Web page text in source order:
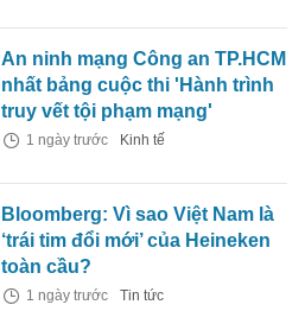
An ninh mạng Công an TP.HCM
nhất bảng cuộc thi 'Hành trình
truy vết tội phạm mạng'
1 ngày trước Kinh tế
Bloomberg: Vì sao Việt Nam là
‘trái tim đổi mới’ của Heineken
toàn cầu?
1 ngày trước Tin tức